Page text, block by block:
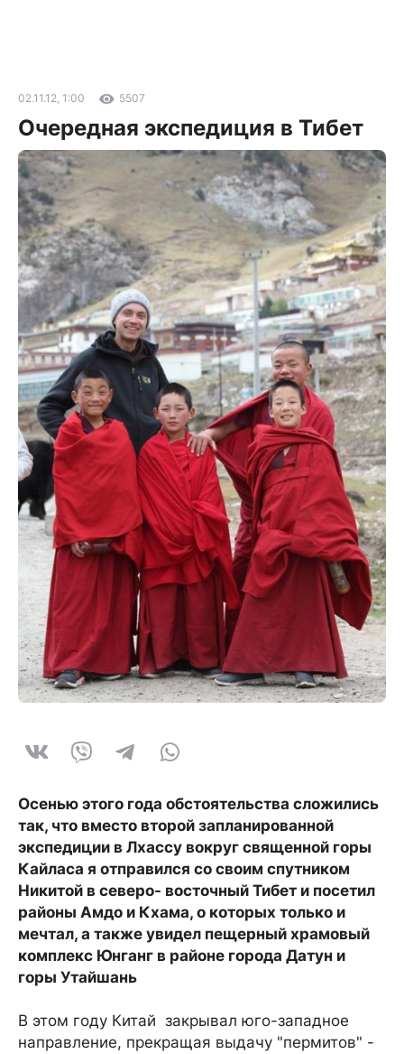
02.11.12, 1:00 5507
Очередная экспедиция в Тибет
Осенью этого года обстоятельства сложились
так, что вместо второй запланированной
экспедиции в Лхассу вокруг священной горы
Кайласа я отправился со своим спутником
Никитой в северо- восточный Тибет и посетил
районы Амдо и Кхама, о которых только и
мечтал, а также увидел пещерный храмовый
комплекс Юнганг в районе города Датун и
горы Утайшань
В этом году Китай закрывал юго-западное
направление, прекращая выдачу "пермитов" -